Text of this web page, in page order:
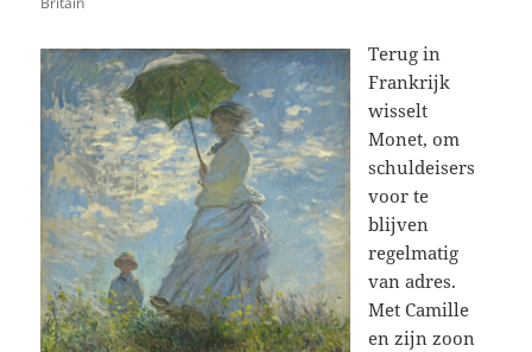
Terug in
Frankrijk
wisselt
Monet, om
schuldeisers
voor te
blijven
regelmatig
van adres.
Met Camille
en zijn zoon